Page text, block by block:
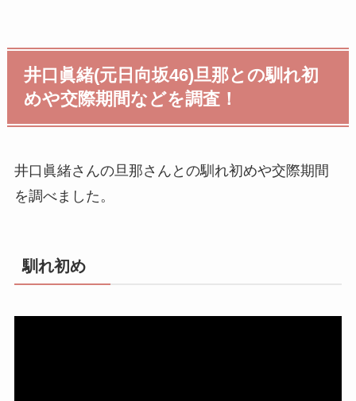
井口眞緒(元日向坂46)旦那との馴れ初
めや交際期間などを調査！
井口眞緒さんの旦那さんとの馴れ初めや交際期間
を調べました。
馴れ初め